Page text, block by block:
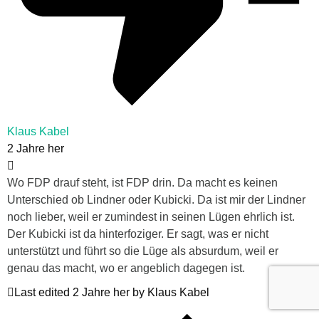
Klaus Kabel
2 Jahre her
Wo FDP drauf steht, ist FDP drin. Da macht es keinen
Unterschied ob Lindner oder Kubicki. Da ist mir der Lindner
noch lieber, weil er zumindest in seinen Lügen ehrlich ist.
Der Kubicki ist da hinterfoziger. Er sagt, was er nicht
unterstützt und führt so die Lüge als absurdum, weil er
genau das macht, wo er angeblich dagegen ist.
Last edited 2 Jahre her by Klaus Kabel